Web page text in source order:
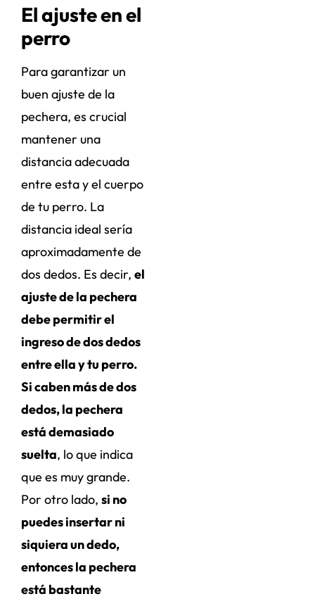
El ajuste en el
perro
Para garantizar un
buen ajuste de la
pechera, es crucial
mantener una
distancia adecuada
entre esta y el cuerpo
de tu perro. La
distancia ideal sería
aproximadamente de
dos dedos. Es decir, el
ajuste de la pechera
debe permitir el
ingreso de dos dedos
entre ella y tu perro.
Si caben más de dos
dedos, la pechera
está demasiado
suelta, lo que indica
que es muy grande.
Por otro lado, si no
puedes insertar ni
siquiera un dedo,
entonces la pechera
está bastante